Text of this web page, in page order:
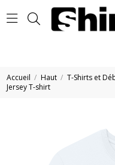
Accueil Haut T-Shirts et
Jersey T-shirt